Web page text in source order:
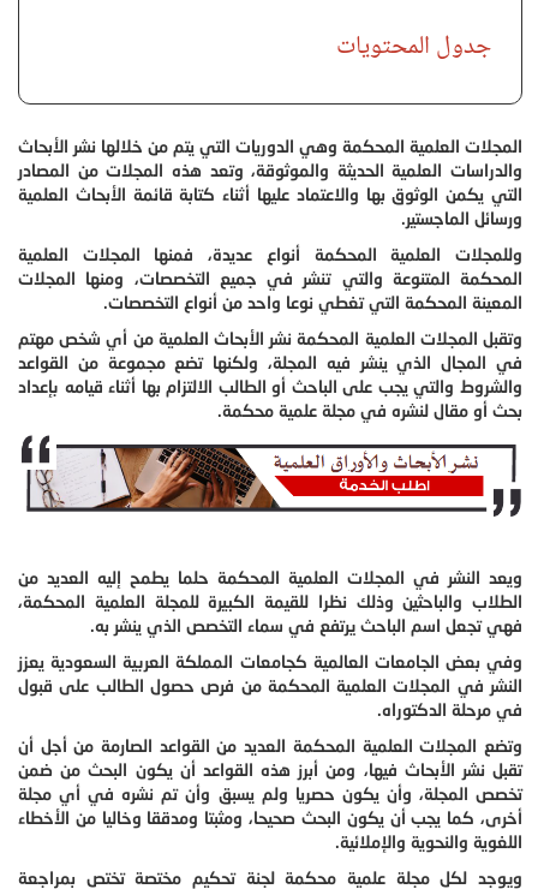
جدول المحتويات
المجلات العلمية المحكمة وهي الدوريات التي يتم من خلالها نشر الأبحاث
والدراسات العلمية الحديثة والموثوقة، وتعد هذه المجلات من المصادر
التي يكمن الوثوق بها والاعتماد عليها أثناء كتابة قائمة الأبحاث العلمية
ورسائل الماجستير.
وللمجلات العلمية المحكمة أنواع عديدة، فمنها المجلات العلمية
المحكمة المتنوعة والتي تنشر في جميع التخصصات، ومنها المجلات
المعينة المحكمة التي تغطي نوعا واحد من أنواع التخصصات.
وتقبل المجلات العلمية المحكمة نشر الأبحاث العلمية من أي شخص مهتم
في المجال الذي ينشر فيه المجلة، ولكنها تضع مجموعة من القواعد
والشروط والتي يجب على الباحث أو الطالب الالتزام بها أثناء قيامه بإعداد
بحث أو مقال لنشره في مجلة علمية محكمة.
ويعد النشر في المجلات العلمية المحكمة حلما يطمح إليه العديد من
الطلاب والباحثين وذلك نظرا للقيمة الكبيرة للمجلة العلمية المحكمة،
فهي تجعل اسم الباحث يرتفع في سماء التخصص الذي ينشر به.
وفي بعض الجامعات العالمية كجامعات المملكة العربية السعودية يعزز
النشر في المجلات العلمية المحكمة من فرص حصول الطالب على قبول
في مرحلة الدكتوراه.
وتضع المجلات العلمية المحكمة العديد من القواعد الصارمة من أجل أن
تقبل نشر الأبحاث فيها، ومن أبرز هذه القواعد أن يكون البحث من ضمن
تخصص المجلة، وأن يكون حصريا ولم يسبق وأن تم نشره في أي مجلة
أخرى، كما يجب أن يكون البحث صحيحا، ومثبتا ومدققا وخاليا من الأخطاء
اللغوية والنحوية والإملائية.
ويوجد لكل مجلة علمية محكمة لجنة تحكيم مختصة تختص بمراجعة